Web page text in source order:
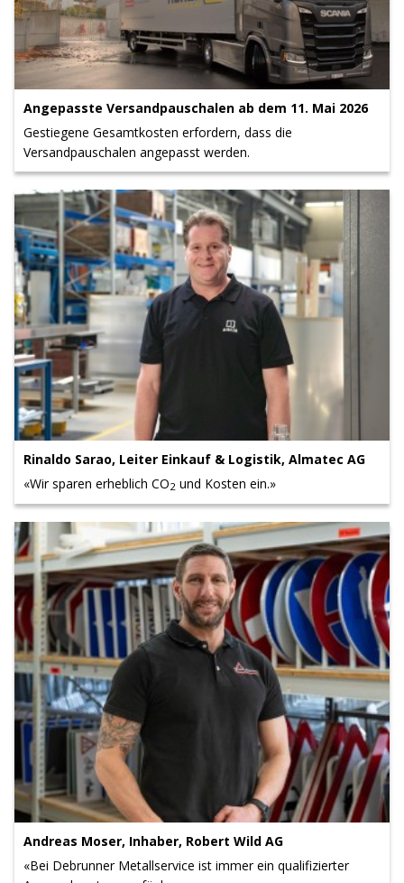
Angepasste Versandpauschalen ab dem 11. Mai 2026
Gestiegene Gesamtkosten erfordern, dass die
Versandpauschalen angepasst werden.
Rinaldo Sarao, Leiter Einkauf & Logistik, Almatec AG
«Wir sparen erheblich CO2 und Kosten ein.»
Andreas Moser, Inhaber, Robert Wild AG
«Bei Debrunner Metallservice ist immer ein qualifizierter